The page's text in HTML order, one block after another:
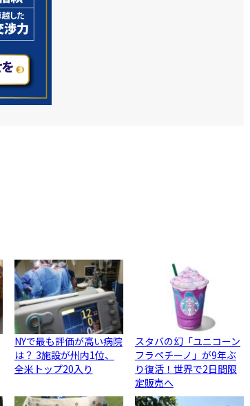
NYで最も評価が高い病院
は？ 3施設が州内1位、
全米トップ20入り
スタバの幻「ユニコーン
フラペチーノ」が9年ぶ
り復活！世界で2日間限
定販売へ